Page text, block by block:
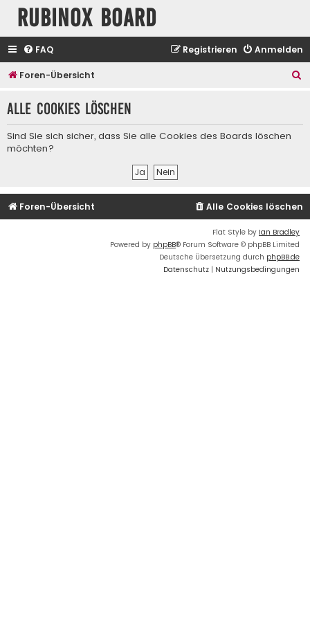
Rubinox Board
FAQ Anmelden
Registrieren
Foren-Übersicht
h
Alle Cookies löschen
Sind Sie sich sicher, dass Sie alle Cookies des Boards löschen
möchten?
Foren-Übersicht Alle Cookies löschen
Flat Style by Ian Bradley
Powered by phpBB® Forum Software © phpBB Limited
Deutsche Übersetzung durch phpBB.de
Datenschutz | Nutzungsbedingungen